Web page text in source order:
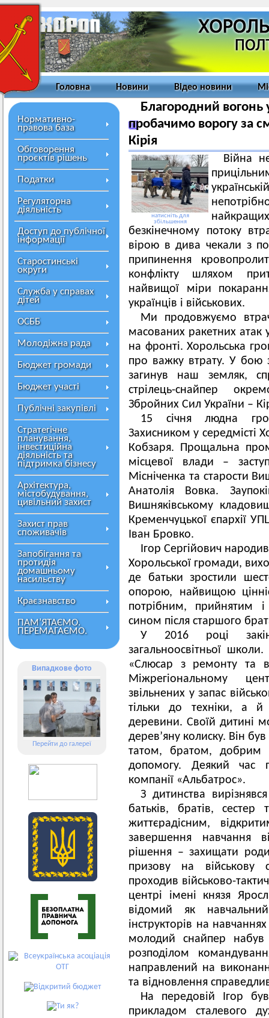
Головна Новини Відео новини
Нормативно-
правова база
Обговорення
проєктів рішень
Податки
Регуляторна
діяльність
Доступ до публічної
інформації
Старостинські
округи
Служба у справах
дітей
ОСББ
Молодіжна рада
Бюджет громади
Бюджет участі
Публічні закупівлі
Стратегічне
планування,
інвестиційна
діяльність та
підтримка бізнесу
Архітектура,
містобудування,
цивільний захист
Захист прав
споживачів
Запобігання та
протидія
домашньому
насильству
Краєзнавство
ПАМ’ЯТАЄМО.
ПЕРЕМАГАЄМО.
Випадкове фото
Перейти до галереї
Благородний вогонь
пробачимо ворогу за
Кірія
натисніть для
збільшення
Війна
безкінечному потоку
вірою в дива чекали з
припинення
конфлікту шляхом
найвищої міри
українців і військових.
Ми продовжуємо
масованих ракетних атак
на фронті. Хорольська
про важку втрату. У бою
загинув наш земляк,
стрілець-снайпер
Збройних Сил України –
15 січня людна
Захисником у середмісті
Кобзаря. Прощальна
місцевої влади –
Місніченка та старости
Анатолія Вовка.
Вишняківському
Кременчуцької єпархії
Іван Бровко.
Ігор Сергійович
Хорольської громади,
де батьки зростили
опорою, найвищою
потрібним, прийнятим
сином після старшого
У 2016 році
загальноосвітньої
«Слюсар з ремонту та
Міжрегіональному
звільнених у запас
тільки до техніки, а
деревини. Своїй дитині
дерев’яну колиску. Він
татом, братом, добрим
допомогу. Деякий час
компанії «Альбатрос».
З дитинства
батьків, братів,
життєрадісним,
завершення навчання
рішення – захищати
призову на військову
проходив військово-
центрі імені князя
відомий як
інструкторів на
молодий снайпер набув
розподілом
направлений на
та відновлення
На передовій Ігор
прикладом сталевого